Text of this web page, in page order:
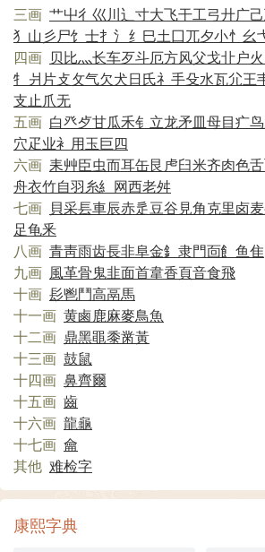
三画 艹屮彳 巛川辶 寸大飞干工弓廾广己
犭 山彡尸饣 士扌 氵 纟 巳土囗兀夕小忄 幺
四画 贝比灬长车歹斗厄方风父戈卝户火
牜 爿片攴攵气欠犬日氏礻 手殳水瓦尣王
支止爪无
五画 白癶歺甘瓜禾钅 立龙矛皿母目疒鸟
穴疋业衤 用玉巨四
六画 耒艸臣虫而耳缶艮 虍臼米齐肉色舌
舟衣竹自羽糸糹 网西老舛
七画 貝采镸車辰赤辵豆谷見角克里卤麦
足龟釆
八画 青靑雨齿長非阜金釒 隶門靣飠 鱼隹
九画 風革骨鬼韭面首韋香頁音食飛
十画 髟鬯鬥高鬲馬
十一画 黄鹵鹿麻麥鳥魚
十二画 鼎黑黽黍黹黃
十三画 鼓鼠
十四画 鼻齊爾
十五画 齒
十六画 龍龜
十七画 龠
其他 难检字
康熙字典